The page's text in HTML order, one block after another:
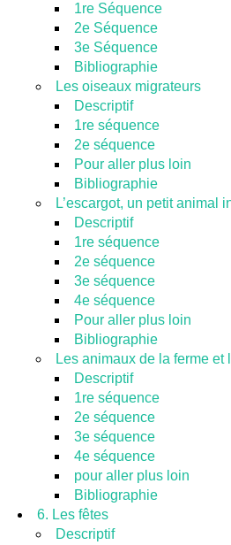
1re Séquence
2e Séquence
3e Séquence
Bibliographie
Les oiseaux migrateurs
Descriptif
1re séquence
2e séquence
Pour aller plus loin
Bibliographie
L’escargot, un petit animal
Descriptif
1re séquence
2e séquence
3e séquence
4e séquence
Pour aller plus loin
Bibliographie
Les animaux de la ferme et
Descriptif
1re séquence
2e séquence
3e séquence
4e séquence
pour aller plus loin
Bibliographie
6. Les fêtes
Descriptif